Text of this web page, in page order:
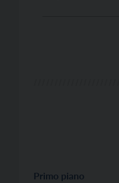
Primo piano